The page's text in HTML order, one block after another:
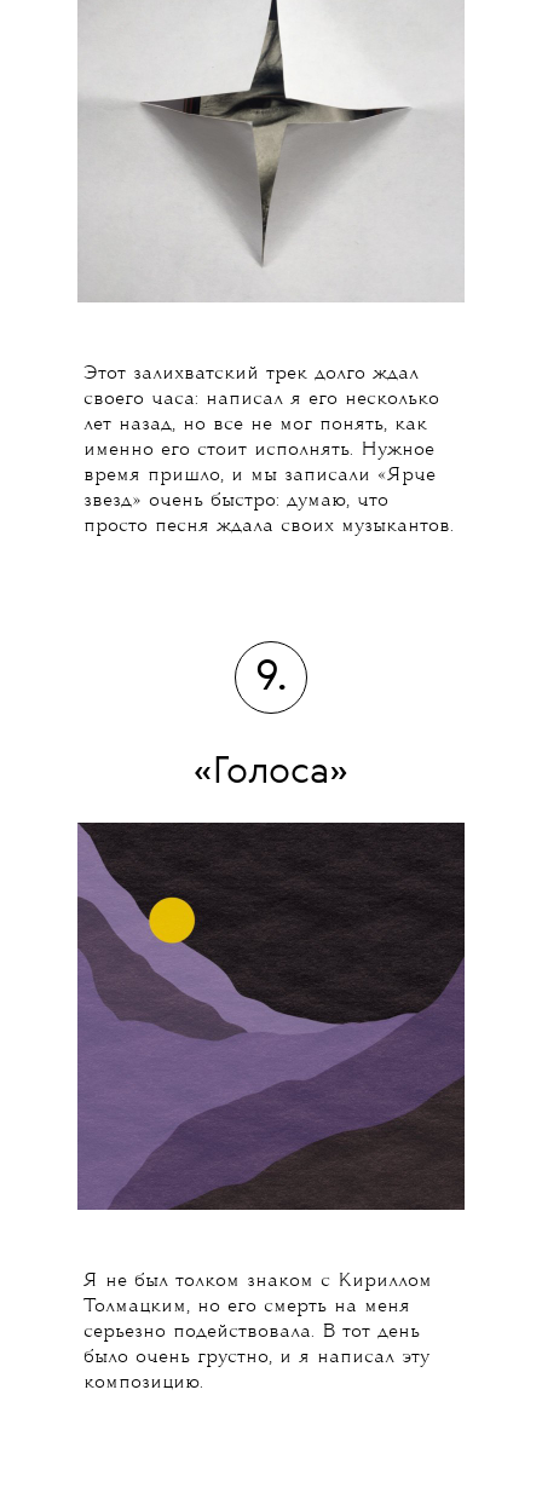
Этот залихватский трек долго ждал
своего часа: написал я его несколько
лет назад, но все не мог понять, как
именно его стоит исполнять. Нужное
время пришло, и мы записали «Ярче
звезд» очень быстро: думаю, что
просто песня ждала своих музыкантов.
9.
«Голоса»
Я не был толком знаком с Кириллом
Толмацким, но его смерть на меня
серьезно подействовала. В тот день
было очень грустно, и я написал эту
композицию.